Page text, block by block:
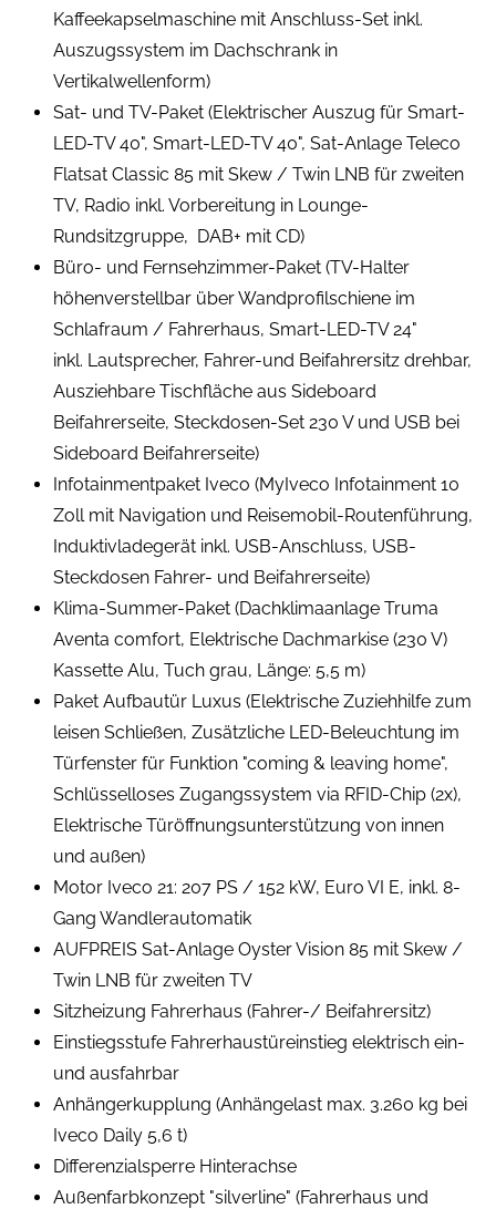
Kaffeekapselmaschine mit Anschluss-Set inkl.
Auszugssystem im Dachschrank in
Vertikalwellenform)
Sat- und TV-Paket (Elektrischer Auszug für Smart-
LED-TV 40", Smart-LED-TV 40", Sat-Anlage Teleco
Flatsat Classic 85 mit Skew / Twin LNB für zweiten
TV, Radio inkl. Vorbereitung in Lounge-
Rundsitzgruppe, DAB+ mit CD)
Büro- und Fernsehzimmer-Paket (TV-Halter
höhenverstellbar über Wandprofilschiene im
Schlafraum / Fahrerhaus, Smart-LED-TV 24"
inkl. Lautsprecher, Fahrer-und Beifahrersitz drehbar,
Ausziehbare Tischfläche aus Sideboard
Beifahrerseite, Steckdosen-Set 230 V und USB bei
Sideboard Beifahrerseite)
Infotainmentpaket Iveco (MyIveco Infotainment 10
Zoll mit Navigation und Reisemobil-Routenführung,
Induktivladegerät inkl. USB-Anschluss, USB-
Steckdosen Fahrer- und Beifahrerseite)
Klima-Summer-Paket (Dachklimaanlage Truma
Aventa comfort, Elektrische Dachmarkise (230 V)
Kassette Alu, Tuch grau, Länge: 5,5 m)
Paket Aufbautür Luxus (Elektrische Zuziehhilfe zum
leisen Schließen, Zusätzliche LED-Beleuchtung im
Türfenster für Funktion "coming & leaving home",
Schlüsselloses Zugangssystem via RFID-Chip (2x),
Elektrische Türöffnungsunterstützung von innen
und außen)
Motor Iveco 21: 207 PS / 152 kW, Euro VI E, inkl. 8-
Gang Wandlerautomatik
AUFPREIS Sat-Anlage Oyster Vision 85 mit Skew /
Twin LNB für zweiten TV
Sitzheizung Fahrerhaus (Fahrer-/ Beifahrersitz)
Einstiegsstufe Fahrerhaustüreinstieg elektrisch ein-
und ausfahrbar
Anhängerkupplung (Anhängelast max. 3.260 kg bei
Iveco Daily 5,6 t)
Differenzialsperre Hinterachse
Außenfarbkonzept "silverline" (Fahrerhaus und